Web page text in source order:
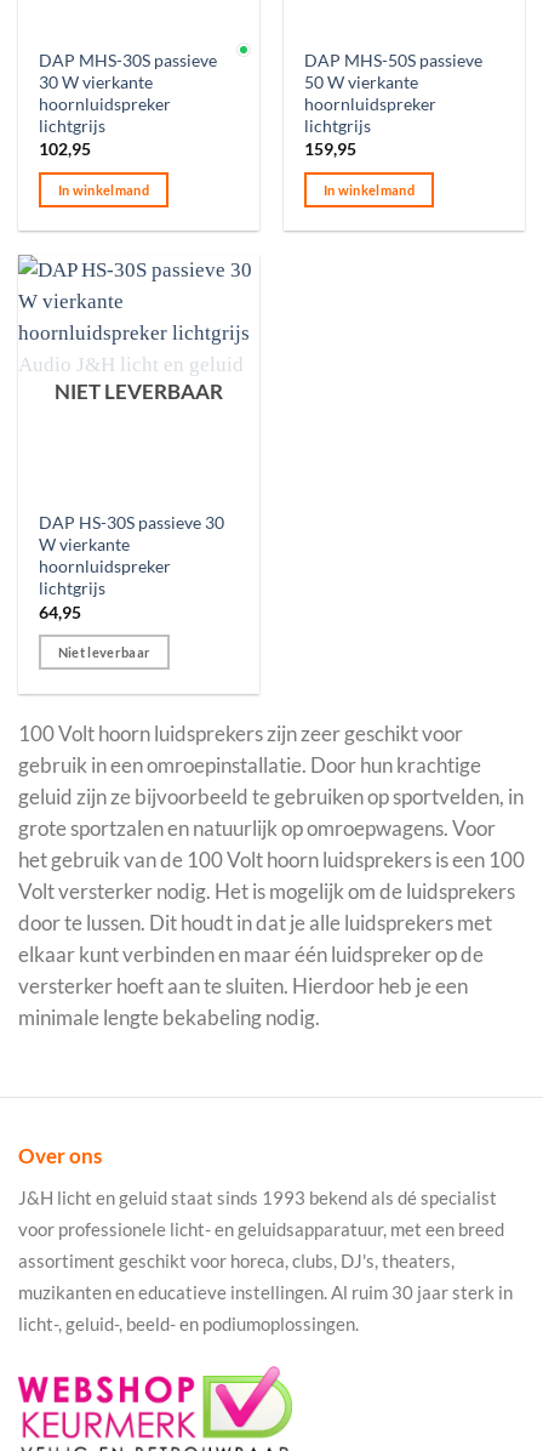
Op voorraad
DAP MHS-30S passieve
30 W vierkante
hoornluidspreker
lichtgrijs
102,95
In winkelmand
DAP MHS-50S passieve
50 W vierkante
hoornluidspreker
lichtgrijs
159,95
In winkelmand
NIET LEVERBAAR
DAP HS-30S passieve 30
W vierkante
hoornluidspreker
lichtgrijs
64,95
Niet leverbaar
100 Volt hoorn luidsprekers zijn zeer geschikt voor
gebruik in een omroepinstallatie. Door hun krachtige
geluid zijn ze bijvoorbeeld te gebruiken op sportvelden, in
grote sportzalen en natuurlijk op omroepwagens. Voor
het gebruik van de 100 Volt hoorn luidsprekers is een 100
Volt versterker nodig. Het is mogelijk om de luidsprekers
door te lussen. Dit houdt in dat je alle luidsprekers met
elkaar kunt verbinden en maar één luidspreker op de
versterker hoeft aan te sluiten. Hierdoor heb je een
minimale lengte bekabeling nodig.
Over ons
J&H licht en geluid staat sinds 1993 bekend als dé specialist
voor professionele licht- en geluidsapparatuur, met een breed
assortiment geschikt voor horeca, clubs, DJ's, theaters,
muzikanten en educatieve instellingen. Al ruim 30 jaar sterk in
licht-, geluid-, beeld- en podiumoplossingen.